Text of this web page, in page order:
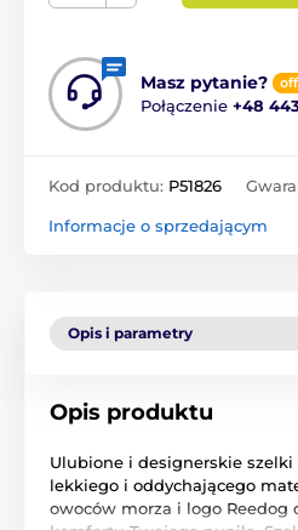
Masz pytanie?
Połączenie +48
Kod produktu: P51826
Informacje o sprzedającym
Opis i parametry
Opis produktu
Ulubione i designerskie
lekkiego i oddychającego
owoców morza i logo Reedog